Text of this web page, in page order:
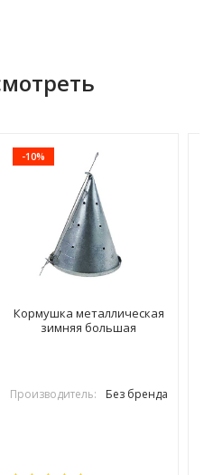
-10%
Кормушка металлическая
зимняя большая
Производитель: Без бренда